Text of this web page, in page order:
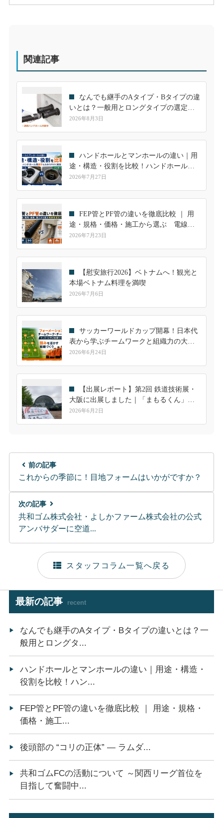
関連記事
なんでも継手のAタイプ・Bタイプの違
いとは？一般用とロングタイプの選定方
法を分かりやすく解説
2026年8月3日
ハンドホールとマンホールの違い｜用
途・構造・役割を比較！ハンドホール用
継手も解説
2026年7月27日
FEP管とPF管の違いを徹底比較 ｜ 用
途・規格・価格・施工から選ぶ 電線管
選定ガイド
2026年7月23日
【慰安旅行2026】ベトナムへ！観光と
本場ベトナム料理を満喫
2026年7月6日
サッカーワールドカップ開幕！日本代
表から学ぶチームワークと組織力の大切
さ
2026年6月24日
【出展レポート】第2回 鉄道技術展・
大阪に出展しました｜「まもるくん」へ
の高い関心を実感
2026年6月2日
前の記事
これからの季節に！目地フォームはいかがですか？
次の記事
共和ゴム株式会社・よしかファーム株式会社の公式
アンバサダーに空道...
スタッフコラム一覧へ戻る
最新の記事 recent
なんでも継手のAタイプ・Bタイプの違いとは？一
般用とロングタ...
ハンドホールとマンホールの違い｜用途・構造・
役割を比較！ハン...
FEP管とPF管の違いを徹底比較 ｜ 用途・規格・
価格・施工...
後頭部の “コリの正体” ― ラムダ...
共和ゴムFCの活動について ～関西リーグ首位を
目指して奮闘中...